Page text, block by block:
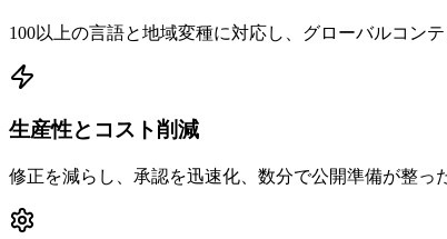
100以上の言語と地域変種に対応し、グローバルコン
生産性とコスト削減
修正を減らし、承認を迅速化、数分で公開準備が整っ